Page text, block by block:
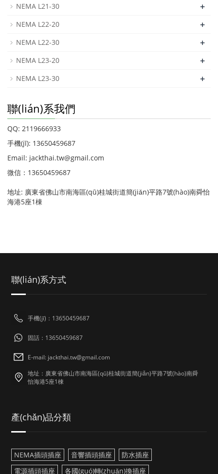
NEMA L21-30 +
NEMA L22-20 +
NEMA L22-30 +
NEMA L23-20 +
NEMA L23-30 +
聯(lián)系我們
QQ: 2119666933
手機(jī): 13650459687
Email: jackthai.tw@gmail.com
微信：13650459687
地址: 廣東省佛山市南海區(qū)桂城街道簡(jiǎn)平路7號(hào)南舜怡
海港5座1棟
聯(lián)系方式
手機(jī)：13650459687
固話：13650459687
E-mail: jackthai.tw@gmail.com
地址：廣東省佛山市南海區(qū)桂城街道簡(jiǎn)平路7號(hào)南舜
怡海港5座1棟
產(chǎn)品分類
NEMA插頭插座 音響插頭插座
防水插座
電源插頭插座
各國(guó)轉(zhuǎn)換插座